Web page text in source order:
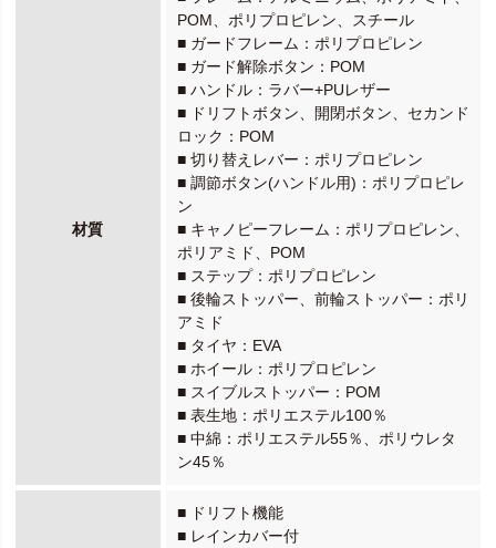
材質
POM、ポリプロピレン、スチール
■ ガードフレーム：ポリプロピレン
■ ガード解除ボタン：POM
■ ハンドル：ラバー+PUレザー
■ ドリフトボタン、開閉ボタン、セカンド
ロック：POM
■ 切り替えレバー：ポリプロピレン
■ 調節ボタン(ハンドル用)：ポリプロピレ
ン
■ キャノピーフレーム：ポリプロピレン、
ポリアミド、POM
■ ステップ：ポリプロピレン
■ 後輪ストッパー、前輪ストッパー：ポリ
アミド
■ タイヤ：EVA
■ ホイール：ポリプロピレン
■ スイブルストッパー：POM
■ 表生地：ポリエステル100％
■ 中綿：ポリエステル55％、ポリウレタ
ン45％
■ ドリフト機能
■ レインカバー付